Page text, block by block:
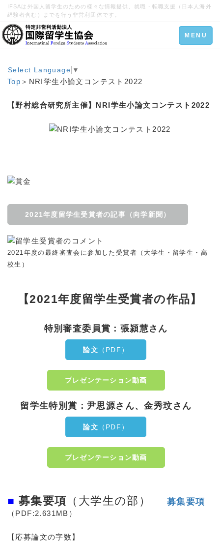
IFSAは外国人留学生のための様々な情報提供、就職・転職支援（日本人海外
経験者含む）までを行う非営利団体です。
Toggle
navigation
MENU
Select Language ▼
Top ＞NRI学生小論文コンテスト2022
【野村総合研究所主催】NRI学生小論文コンテスト2022
2021年度留学生受賞者の記事（向学新聞）
2021年度の最終審査会に参加した受賞者（大学生・留学生・高
校生）
【2021年度留学生受賞者の作品】
特別審査委員賞：張潁慧さん
論文 （PDF）
プレゼンテーション動画
留学生特別賞：尹思源さん、金秀玟さん
論文 （PDF）
プレゼンテーション動画
■ 募集要項 （大学生の部） 募集要項
（PDF:2.631MB）
【応募論文の字数】